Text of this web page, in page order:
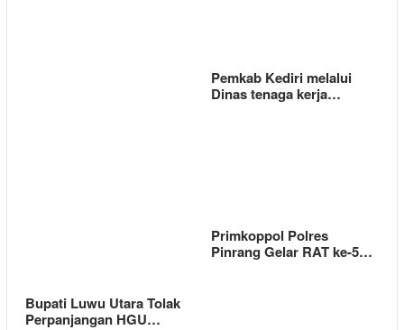
Pemkab Kediri melalui
Dinas tenaga kerja…
Bupati Luwu Utara Tolak
Perpanjangan HGU…
Primkoppol Polres
Pinrang Gelar RAT ke-5…